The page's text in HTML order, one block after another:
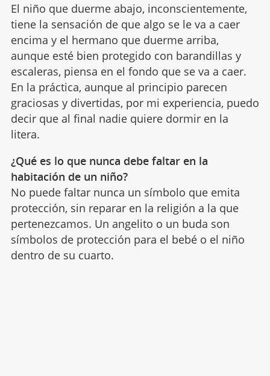
El niño que duerme abajo, inconscientemente,
tiene la sensación de que algo se le va a caer
encima y el hermano que duerme arriba,
aunque esté bien protegido con barandillas y
escaleras, piensa en el fondo que se va a caer.
En la práctica, aunque al principio parecen
graciosas y divertidas, por mi experiencia, puedo
decir que al final nadie quiere dormir en la
litera.
¿Qué es lo que nunca debe faltar en la
habitación de un niño?
No puede faltar nunca un símbolo que emita
protección, sin reparar en la religión a la que
pertenezcamos. Un angelito o un buda son
símbolos de protección para el bebé o el niño
dentro de su cuarto.